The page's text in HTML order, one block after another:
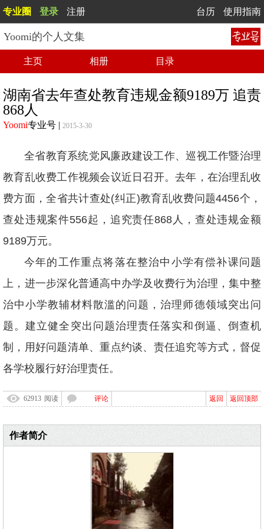
专业圈 登录 注册 台历 使用指南
Yoomi的个人文集
主页 相册 目录
湖南省去年查处教育违规金额9189万 追责
868人
Yoomi专业号 | 2015-3-30
全省教育系统党风廉政建设工作、巡视工作暨治理
教育乱收费工作视频会议近日召开。去年，在治理乱收
费方面，全省共计查处(纠正)教育乱收费问题4456个，
查处违规案件556起，追究责任868人，查处违规金额
9189万元。
今年的工作重点将落在整治中小学有偿补课问题
上，进一步深化普通高中办学及收费行为治理，集中整
治中小学教辅材料散滥的问题，治理师德领域突出问
题。建立健全突出问题治理责任落实和倒逼、倒查机
制，用好问题清单、重点约谈、责任追究等方式，督促
各学校履行好治理责任。
62913 阅读 评论 返回顶部
返回
作者简介